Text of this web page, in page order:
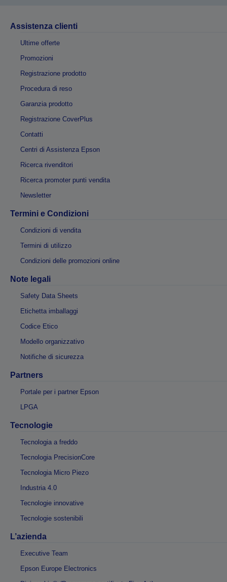
Assistenza clienti
Ultime offerte
Promozioni
Registrazione prodotto
Procedura di reso
Garanzia prodotto
Registrazione CoverPlus
Contatti
Centri di Assistenza Epson
Ricerca rivenditori
Ricerca promoter punti vendita
Newsletter
Termini e Condizioni
Condizioni di vendita
Termini di utilizzo
Condizioni delle promozioni online
Note legali
Safety Data Sheets
Etichetta imballaggi
Codice Etico
Modello organizzativo
Notifiche di sicurezza
Partners
Portale per i partner Epson
LPGA
Tecnologie
Tecnologia a freddo
Tecnologia PrecisionCore
Tecnologia Micro Piezo
Industria 4.0
Tecnologie innovative
Tecnologie sostenibili
L’azienda
Executive Team
Epson Europe Electronics